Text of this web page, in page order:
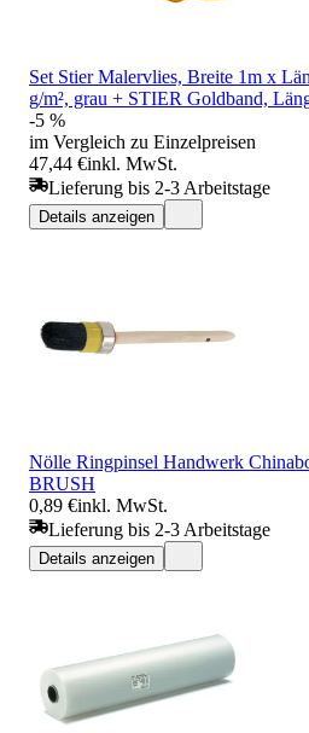
Set Stier Malervlies, Breite 1m x
g/m², grau + STIER Goldband,
-5 %
im Vergleich zu Einzelpreisen
47,44 €inkl. MwSt.
Lieferung bis 2-3 Arbeitstage
Details anzeigen
Nölle Ringpinsel Handwerk
BRUSH
0,89 €inkl. MwSt.
Lieferung bis 2-3 Arbeitstage
Details anzeigen